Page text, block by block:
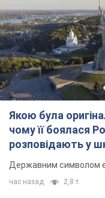
Якою була
чому її боялася
розповідають у
Державним символом є
час назад 2,8 т.